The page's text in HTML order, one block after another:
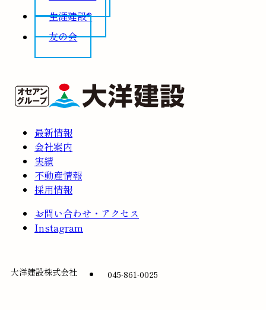
生涯建設®
友の会
最新情報
会社案内
実績
不動産情報
採用情報
お問い合わせ・アクセス
Instagram
大洋建設株式会社 045-861-0025